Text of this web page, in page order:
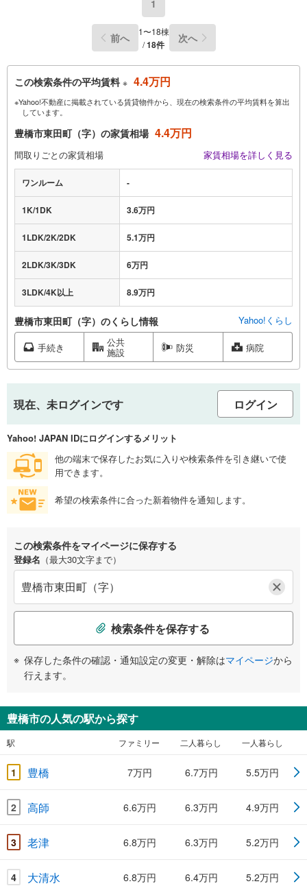
1
前へ
1〜18棟
/18件 次へ
この検索条件の平均賃料 ※ 4.4万円
※Yahoo!不動産に掲載されている賃貸物件から、現在の検索条件の平均賃料を算出
しています。
豊橋市東田町（字）の家賃相場 4.4万円
間取りごとの家賃相場 家賃相場を詳しく見る
ワンルーム -
1K/1DK 3.6万円
1LDK/2K/2DK 5.1万円
2LDK/3K/3DK 6万円
3LDK/4K以上 8.9万円
豊橋市東田町（字）のくらし情報 Yahoo!くらし
手続き 公共
施設 防災 病院
現在、未ログインです ログイン
Yahoo! JAPAN IDにログインするメリット
他の端末で保存したお気に入りや検索条件を引き継いで使
用できます。
希望の検索条件に合った新着物件を通知します。
この検索条件をマイページに保存する
登録名 （最大30文字まで）
検索条件を保存する
保存した条件の確認・通知設定の変更・解除はマイページから
行えます。
豊橋市の人気の駅から探す
駅 ファミリー 二人暮らし 一人暮らし
1 豊橋 7万円 6.7万円 5.5万円
2 高師 6.6万円 6.3万円 4.9万円
3 老津 6.8万円 6.3万円 5.2万円
4 大清水 6.8万円 6.4万円 5.2万円